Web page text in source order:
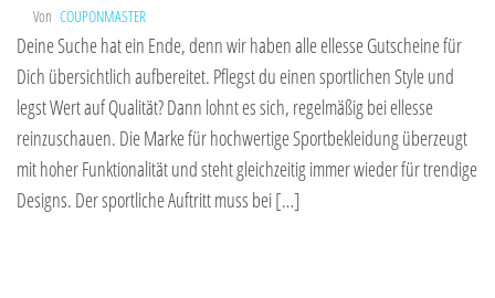
Von COUPONMASTER
Deine Suche hat ein Ende, denn wir haben alle ellesse Gutscheine für
Dich übersichtlich aufbereitet. Pflegst du einen sportlichen Style und
legst Wert auf Qualität? Dann lohnt es sich, regelmäßig bei ellesse
reinzuschauen. Die Marke für hochwertige Sportbekleidung überzeugt
mit hoher Funktionalität und steht gleichzeitig immer wieder für trendige
Designs. Der sportliche Auftritt muss bei […]